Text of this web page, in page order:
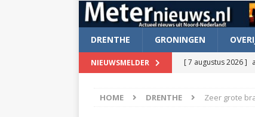
DRENTHE GRONINGEN
NIEUWSMELDER [ 7 augustus 2026 ]
[ 6 augustus 2026 ]
HOME DRENTHE Zeer grote